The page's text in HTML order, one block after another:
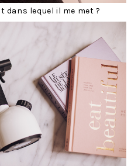
dans lequel il me met ?